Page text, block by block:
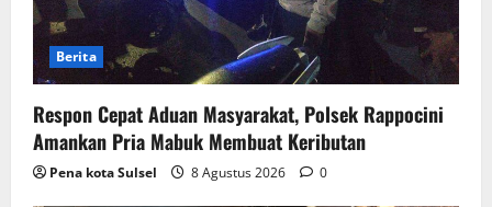
Berita
Respon Cepat Aduan Masyarakat, Polsek Rappocini
Amankan Pria Mabuk Membuat Keributan
Pena kota Sulsel 8 Agustus 2026 0